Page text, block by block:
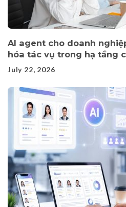
AI agent cho doanh
hóa tác vụ trong hạ tầng
July 22, 2026